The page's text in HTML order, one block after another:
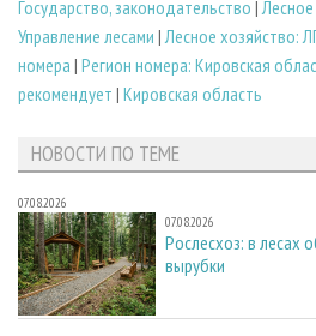
Государство, законодательство |
Управление лесами | Лесное хозяйство:
номера | Регион номера: Кировская
рекомендует | Кировская область
НОВОСТИ ПО ТЕМЕ
07.08.2026
07.08.2026
Рослесхоз: в лесах
вырубки